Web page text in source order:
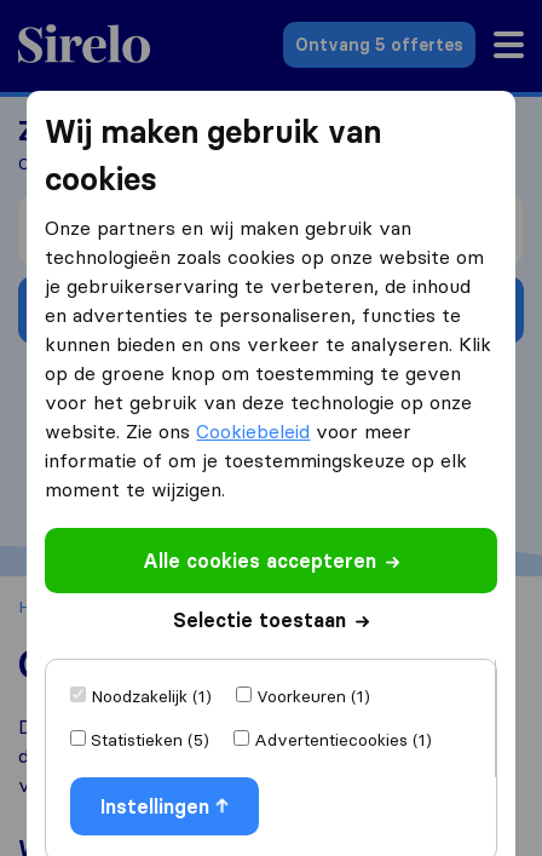
Sirelo.nl
Ontvang 5 offertes
Zoek jij een verhuizer?
Ontvang 5 gratis offertes in 3 stappen
Verhuizen van
Ontvang gratis offertes
4.3 793 Google reviews
Home Gebruiksvoorwaarden
Gebruiksvoorwaarden
Dit is een vertaling van de
document. In geval van een claim is de Engelse versie
van toepassing.
Wat kan je hier vinden?
Wij maken gebruik van
cookies
Onze partners en wij maken gebruik van
technologieën zoals cookies op onze website om
je gebruikerservaring te verbeteren, de inhoud
en advertenties te personaliseren, functies te
kunnen bieden en ons verkeer te analyseren. Klik
op de groene knop om toestemming te geven
voor het gebruik van deze technologie op onze
website. Zie onsCookiebeleid voor meer
informatie of om je toestemmingskeuze op elk
moment te wijzigen.
Alle cookies accepteren
Selectie toestaan
Noodzakelijk (1)
Voorkeuren (1)
Statistieken (5)
Advertentiecookies (1)
Instellingen